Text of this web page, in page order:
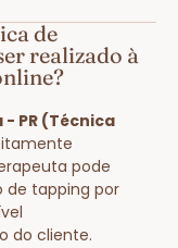
de
realizado à
- PR (Técnica
pode
de tapping por
do cliente.